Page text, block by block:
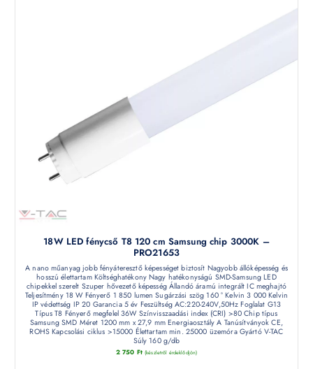
18W LED fénycső T8 120 cm Samsung chip 3000K –
PRO21653
A nano műanyag jobb fényáteresztő képességet biztosít Nagyobb állóképesség és
hosszú élettartam Költséghatékony Nagy hatékonyságú SMD-Samsung LED
chipekkel szerelt Szuper hővezető képesség Állandó áramú integrált IC meghajtó
Teljesítmény 18 W Fényerő 1 850 lumen Sugárzási szög 160 ° Kelvin 3 000 Kelvin
IP védettség IP 20 Garancia 5 év Feszültség AC:220-240V,50Hz Foglalat G13
Típus T8 Fényerő megfelel 36W Színvisszaadási index (CRI) >80 Chip típus
Samsung SMD Méret 1200 mm x 27,9 mm Energiaosztály A Tanúsítványok CE,
ROHS Kapcsolási ciklus >15000 Élettartam min. 25000 üzemóra Gyártó V-TAC
Súly 160 g/db
2 750 Ft (készletről érdeklődjön)